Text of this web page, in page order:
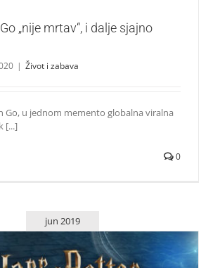
„nije mrtav“, i dalje sjajno
| Život i zabava
Go, u jednom memento globalna viralna
[...]
0
jun 2019